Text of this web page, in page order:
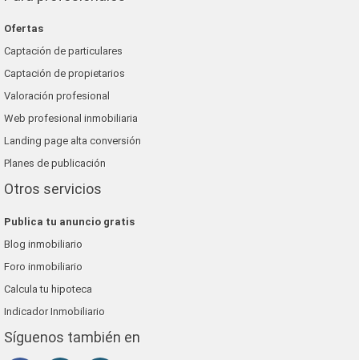
Ofertas
Captación de particulares
Captación de propietarios
Valoración profesional
Web profesional inmobiliaria
Landing page alta conversión
Planes de publicación
Otros servicios
Publica tu anuncio gratis
Blog inmobiliario
Foro inmobiliario
Calcula tu hipoteca
Indicador Inmobiliario
Síguenos también en